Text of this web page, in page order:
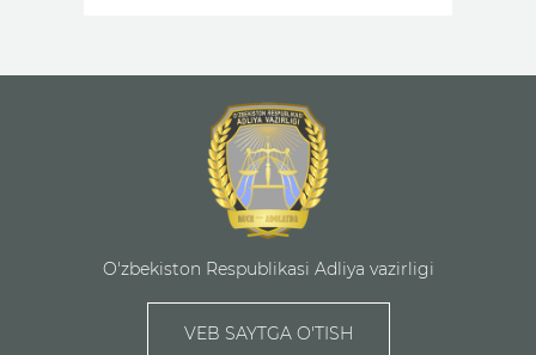
O'zbekiston Respublikasi Adliya vazirligi
VEB SAYTGA O'TISH